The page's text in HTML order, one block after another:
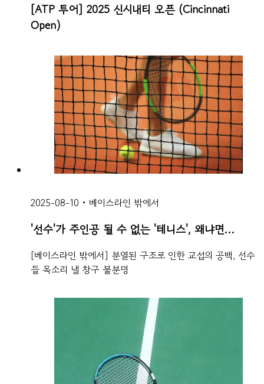
[ATP 투어] 2025 신시내티 오픈 (Cincinnati
Open)
2025-08-10 • 베이스라인 밖에서
'선수'가 주인공 될 수 없는 '테니스', 왜냐면...
[베이스라인 밖에서] 분열된 구조로 인한 교섭의 공백, 선수
들 목소리 낼 창구 불분명